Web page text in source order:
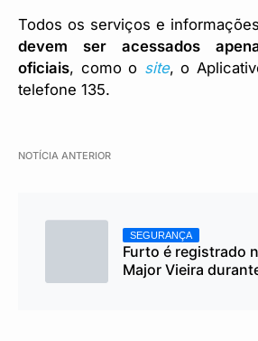
Todos os serviços e
devem ser acessados
oficiais, como o site, o
telefone 135.
NOTÍCIA ANTERIOR
SEGURANÇA
Furto é registrado
Major Vieira